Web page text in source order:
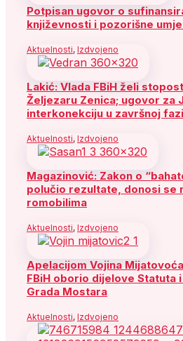
Potpisan ugovor o
književnosti i pozorišne
Aktuelnosti, Izdvojeno
Lakić: Vlada FBiH želi
Željezaru Zenica; ugovor za
interkonekciju u završnoj fazi
Aktuelnosti, Izdvojeno
Magazinović: Zakon o
polučio rezultate, donosi se
romobilima
Aktuelnosti, Izdvojeno
Apelacijom Vojina
FBiH oborio dijelove Statuta
Grada Mostara
Aktuelnosti, Izdvojeno